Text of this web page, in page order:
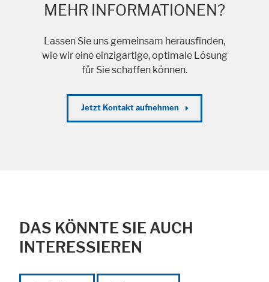
MEHR INFORMATIONEN?
Lassen Sie uns gemeinsam herausfinden,
wie wir eine einzigartige, optimale Lösung
für Sie schaffen können.
Jetzt Kontakt aufnehmen
DAS KÖNNTE SIE AUCH
INTERESSIEREN